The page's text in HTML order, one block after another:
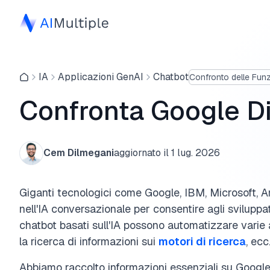
IA Applicazioni GenAI ChatbotConfronto delle
Confronta Google
Cem Dilmeganiaggiornato il1 lug. 2026
Giganti tecnologici come Google, IBM, Microsoft,
nell'IA conversazionale per consentire agli
chatbot basati sull'IA possono automatizzare
la ricerca di informazioni sui motori di ricerca, ecc.